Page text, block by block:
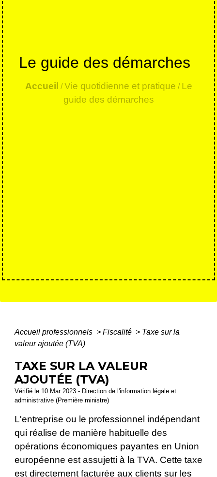
Le guide des démarches
Accueil /Vie quotidienne et pratique / Le
guide des démarches
Accueil professionnels > Fiscalité > Taxe sur la
valeur ajoutée (TVA)
TAXE SUR LA VALEUR
AJOUTÉE (TVA)
Vérifié le 10 Mar 2023 - Direction de l'information légale et
administrative (Première ministre)
L'entreprise ou le professionnel indépendant
qui réalise de manière habituelle des
opérations économiques payantes en Union
européenne est assujetti à la TVA. Cette taxe
est directement facturée aux clients sur les